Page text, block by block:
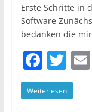
Erste Schritte in
Software
bedanken die
F
a
c
T
w
itt
Weiterlesen